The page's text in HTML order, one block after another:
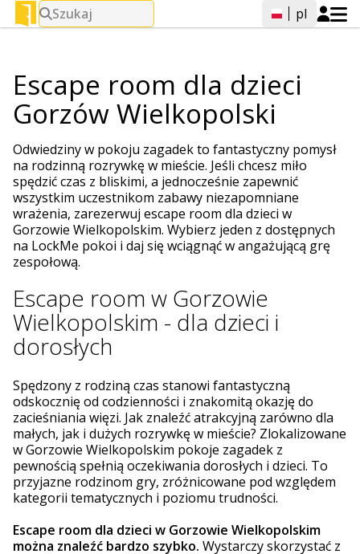
Szukaj pl
Escape room dla dzieci
Gorzów Wielkopolski
Odwiedziny w pokoju zagadek to fantastyczny pomysł
na rodzinną rozrywkę w mieście. Jeśli chcesz miło
spędzić czas z bliskimi, a jednocześnie zapewnić
wszystkim uczestnikom zabawy niezapomniane
wrażenia, zarezerwuj escape room dla dzieci w
Gorzowie Wielkopolskim. Wybierz jeden z dostępnych
na LockMe pokoi i daj się wciągnąć w angażującą grę
zespołową.
Escape room w Gorzowie
Wielkopolskim - dla dzieci i
dorosłych
Spędzony z rodziną czas stanowi fantastyczną
odskocznię od codzienności i znakomitą okazję do
zacieśniania więzi. Jak znaleźć atrakcyjną zarówno dla
małych, jak i dużych rozrywkę w mieście? Zlokalizowane
w Gorzowie Wielkopolskim pokoje zagadek z
pewnością spełnią oczekiwania dorosłych i dzieci. To
przyjazne rodzinom gry, zróżnicowane pod względem
kategorii tematycznych i poziomu trudności.
Escape room dla dzieci w Gorzowie Wielkopolskim
można znaleźć bardzo szybko. Wystarczy skorzystać z